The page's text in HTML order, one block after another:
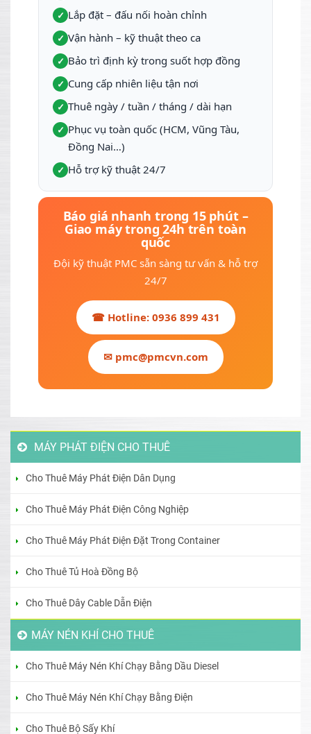
✓ Lắp đặt – đấu nối hoàn chỉnh
✓ Vận hành – kỹ thuật theo ca
✓ Bảo trì định kỳ trong suốt hợp đồng
✓ Cung cấp nhiên liệu tận nơi
✓ Thuê ngày / tuần / tháng / dài hạn
✓ Phục vụ toàn quốc (HCM, Vũng Tàu,
Đồng Nai…)
✓ Hỗ trợ kỹ thuật 24/7
Báo giá nhanh trong 15 phút –
Giao máy trong 24h trên toàn
quốc
Đội kỹ thuật PMC sẵn sàng tư vấn & hỗ trợ
24/7
☎ Hotline: 0936 899 431
✉ pmc@pmcvn.com
MÁY PHÁT ĐIỆN CHO THUÊ
Cho Thuê Máy Phát Điện Dân Dụng
Cho Thuê Máy Phát Điện Công Nghiệp
Cho Thuê Máy Phát Điện Đặt Trong Container
Cho Thuê Tủ Hoà Đồng Bộ
Cho Thuê Dây Cable Dẫn Điện
MÁY NÉN KHÍ CHO THUÊ
Cho Thuê Máy Nén Khí Chạy Bằng Dầu Diesel
Cho Thuê Máy Nén Khí Chạy Bằng Điện
Cho Thuê Bộ Sấy Khí